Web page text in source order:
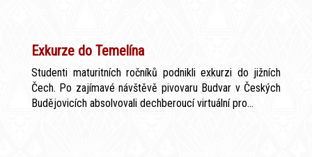
Exkurze do Temelína
Studenti maturitních ročníků podnikli exkurzi do jižních
Čech. Po zajímavé návštěvě pivovaru Budvar v Českých
Budějovicích absolvovali dechberoucí virtuální pro...